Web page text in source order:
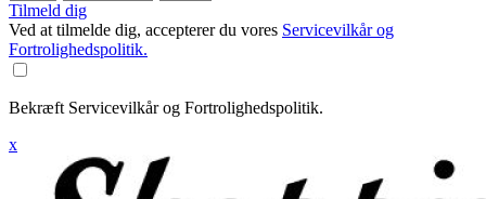
Tilmeld dig
Ved at tilmelde dig, accepterer du vores Servicevilkår og
Fortrolighedspolitik.
Bekræft Servicevilkår og Fortrolighedspolitik.
x